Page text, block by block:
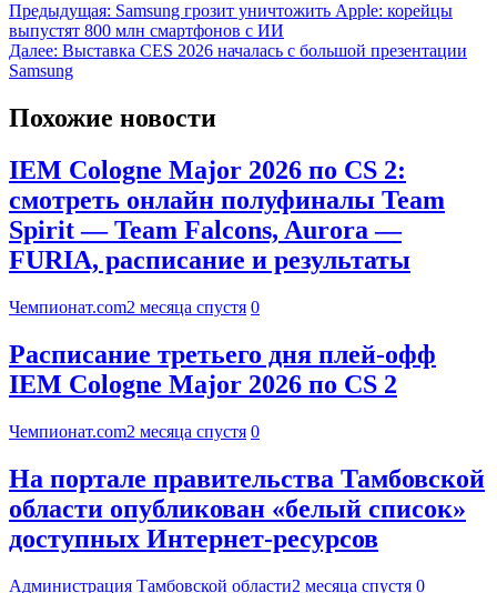
Предыдущая: Samsung грозит уничтожить Apple: корейцы
выпустят 800 млн смартфонов с ИИ
Далее: Выставка CES 2026 началась с большой презентации
Samsung
Похожие новости
IEM Cologne Major 2026 по CS 2:
смотреть онлайн полуфиналы Team
Spirit — Team Falcons, Aurora —
FURIA, расписание и результаты
Чемпионат.com2 месяца спустя 0
Расписание третьего дня плей-офф
IEM Cologne Major 2026 по CS 2
Чемпионат.com2 месяца спустя 0
На портале правительства Тамбовской
области опубликован «белый список»
доступных Интернет-ресурсов
Администрация Тамбовской области2 месяца спустя 0